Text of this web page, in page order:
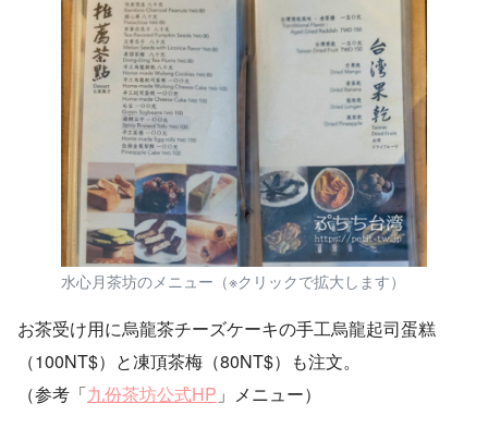
水心月茶坊のメニュー（※クリックで拡大します）
お茶受け用に烏龍茶チーズケーキの手工烏龍起司蛋糕
（100NT$）と凍頂茶梅（80NT$）も注文。
（参考「九份茶坊公式HP 」メニュー）